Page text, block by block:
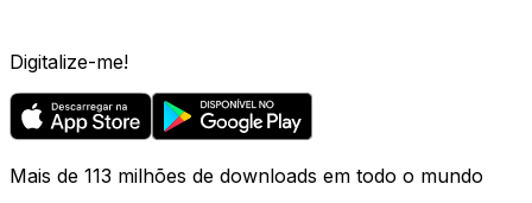
Digitalize-me!
Mais de 113 milhões de downloads em todo o mundo